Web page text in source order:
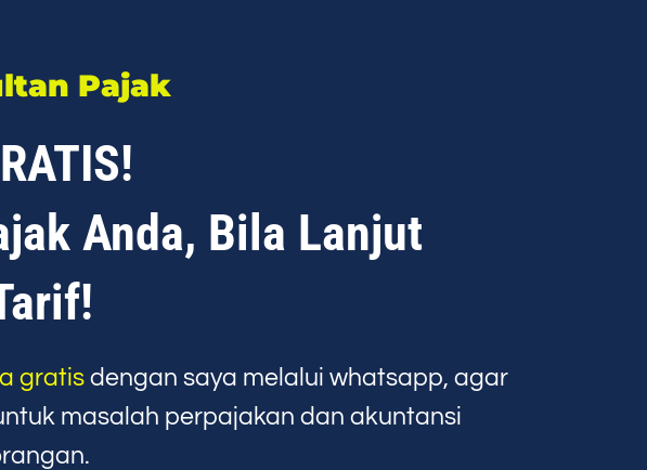
Pajak
Anda, Bila Lanjut
gratis dengan saya melalui whatsapp, agar
masalah perpajakan dan akuntansi